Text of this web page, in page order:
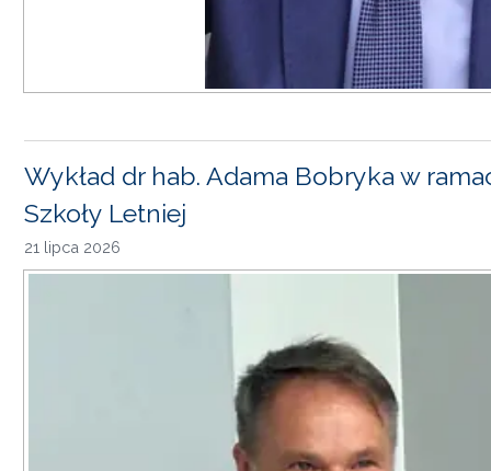
Wykład dr hab. Adama Bobryka w
Szkoły Letniej
21 lipca 2026